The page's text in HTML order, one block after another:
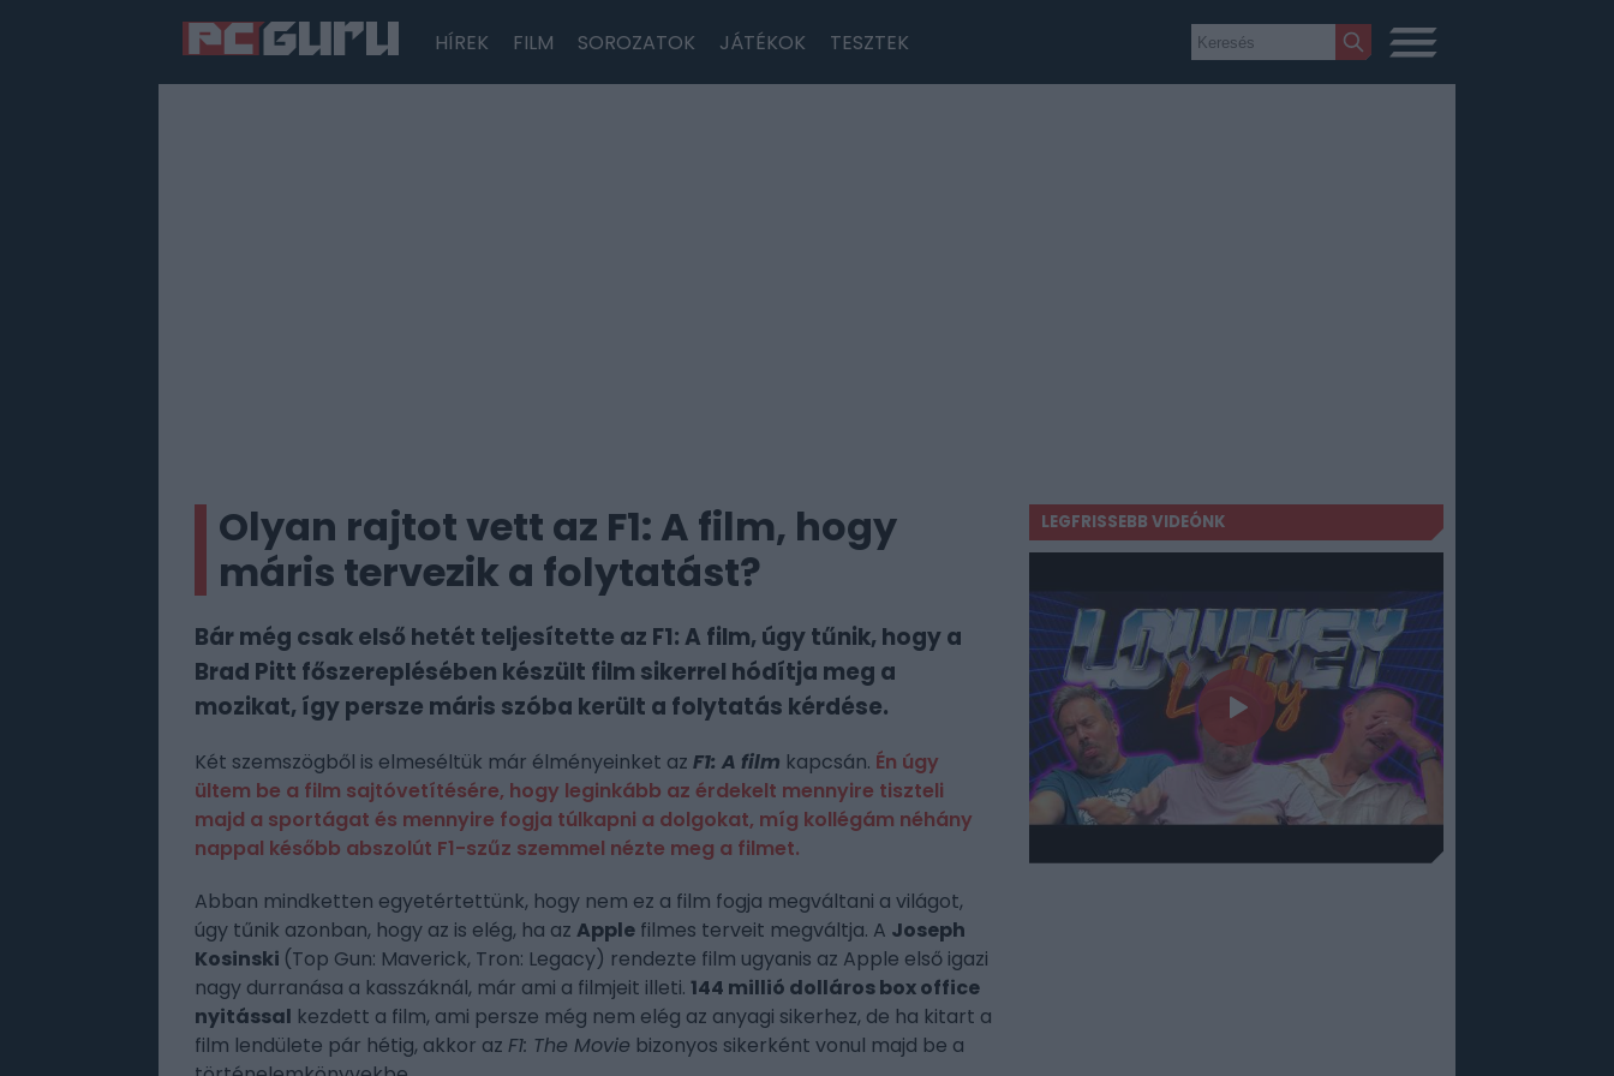
HÍREK FILM SOROZATOK JÁTÉKOK TESZTEK
Olyan rajtot vett az F1: A film, hogy
máris tervezik a folytatást?
Bár még csak első hetét teljesítette az F1: A film, úgy tűnik, hogy a
Brad Pitt főszereplésében készült film sikerrel hódítja meg a
mozikat, így persze máris szóba került a folytatás kérdése.
Két szemszögből is elmeséltük már élményeinket az F1: A film kapcsán. Én úgy
ültem be a film sajtóvetítésére, hogy leginkább az érdekelt mennyire tiszteli
majd a sportágat és mennyire fogja túlkapni a dolgokat, míg kollégám néhány
nappal később abszolút F1-szűz szemmel nézte meg a filmet.
Abban mindketten egyetértettünk, hogy nem ez a film fogja megváltani a világot,
úgy tűnik azonban, hogy az is elég, ha az Apple filmes terveit megváltja. A Joseph
Kosinski (Top Gun: Maverick, Tron: Legacy) rendezte film ugyanis az Apple első igazi
nagy durranása a kasszáknál, már ami a filmjeit illeti. 144 millió dolláros box office
nyitással kezdett a film, ami persze még nem elég az anyagi sikerhez, de ha kitart a
film lendülete pár hétig, akkor az F1: The Movie bizonyos sikerként vonul majd be a
LEGFRISSEBB VIDEÓNK